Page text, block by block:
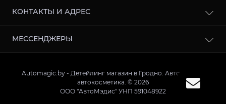
Доставка
Договор оферты
Карта сайта
Производители
КОНТАКТЫ И АДРЕС
Ежедневно
10:00 - 19:00
МЕССЕНДЖЕРЫ
Viber
WhatsApp
Automagic.by - Детейлинг магазин в Гродно. Автохимия и
автокосметика. © 2026
ООО "АвтоМэдис" УНП 591048922